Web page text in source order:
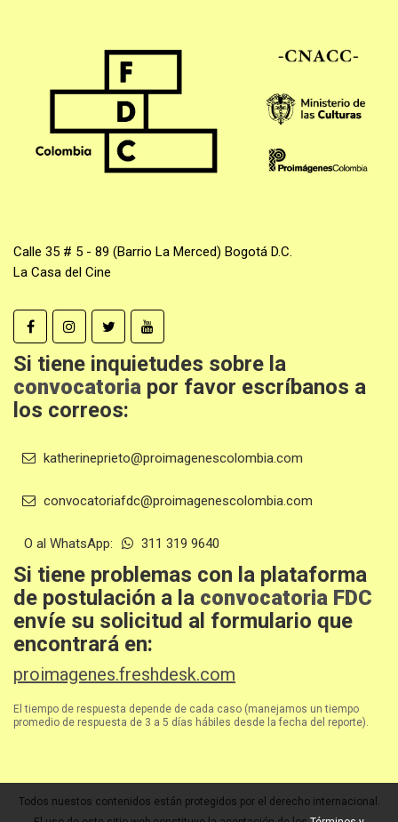
Calle 35 # 5 - 89 (Barrio La Merced) Bogotá D.C.
La Casa del Cine
Si tiene inquietudes sobre la
convocatoria por favor escríbanos a
los correos:
katherineprieto@proimagenescolombia.com
convocatoriafdc@proimagenescolombia.com
O al WhatsApp: 311 319 9640
Si tiene problemas con la plataforma
de postulación a la convocatoria FDC
envíe su solicitud al formulario que
encontrará en:
proimagenes.freshdesk.com
El tiempo de respuesta depende de cada caso (manejamos un tiempo
promedio de respuesta de 3 a 5 días hábiles desde la fecha del reporte).
Todos nuestos contenidos están protegidos por el derecho internacional.